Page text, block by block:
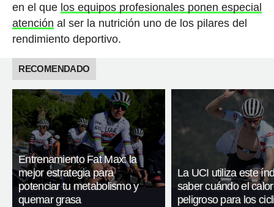
en el que los equipos profesionales ponen especial
atención al ser la nutrición uno de los pilares del
rendimiento deportivo.
RECOMENDADO
Entrenamiento Fat Max: la
mejor estrategia para
potenciar tu metabolismo y
quemar grasa
La UCI utiliza este
saber cuándo el
peligroso para los